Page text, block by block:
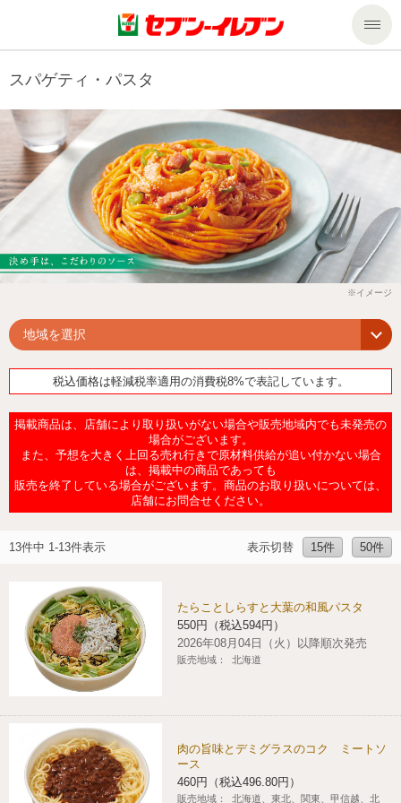
商品のご案内
商品のご案内トップ
今週の新商品
来週の新商品
商品カテゴリ一覧
セブンプレミアム
食の安全・安心への取組み
ギフト
プリペイドカード・金券
セール・キャンペーン
サービス
サービストップ
nanacoトップ
マルチコピー機でできること
マルチコピー機でできることトップ
コピー
プリント
チケット
プリペイドサービス
スポーツ振興くじ
行政サービス
便利なサービス
宅配便
切手・はがき・印紙
各種料金のお支払い
スマホプリペイド
レジでApple Accountにチャージ
オンラインフォトサービス
チケットサービス
CNプレイガイド
JTB
セブン‐イレブンでお受取り
企業情報
ニュースリリース
ごあいさつ
企業理念
会社概要
国内店舗数
売上高、店舗数推移
セブン‐イレブンの海外事業
データで見るセブン‐イレブン
サステナビリティ
サステナビリティトップ
セブン＆アイ・ホールディングスの重点課題
サステナビリティ活動基本方針
4VISIONS
サステナビリティニュース
サステナビリティレポート
報告書ライブラリー
加盟店オーナー募集 物件募集・購入
アルバイト情報
店舗検索
ネットショッピング
Language
English (Corporate)
English (Services)
简体中文(服务)
한국어(서비스)
ภาษาไทย(บริการ)
スパゲティ・パスタ
地域を選択
税込価格は軽減税率適用の消費税8%で表記しています。
掲載商品は、店舗により取り扱いがない場合や販売地域内でも未発売の
場合がございます。
また、予想を大きく上回る売れ行きで原材料供給が追い付かない場合
は、掲載中の商品であっても
販売を終了している場合がございます。商品のお取り扱いについては、
店舗にお問合せください。
13件中 1-13件表示 表示切替 15件 50件
たらことしらすと大葉の和風パスタ
550円（税込594円）
2026年08月04日（火）以降順次発売
販売地域： 北海道
肉の旨味とデミグラスのコク ミートソ
ース
460円（税込496.80円）
販売地域： 北海道、東北、関東、甲信越、北